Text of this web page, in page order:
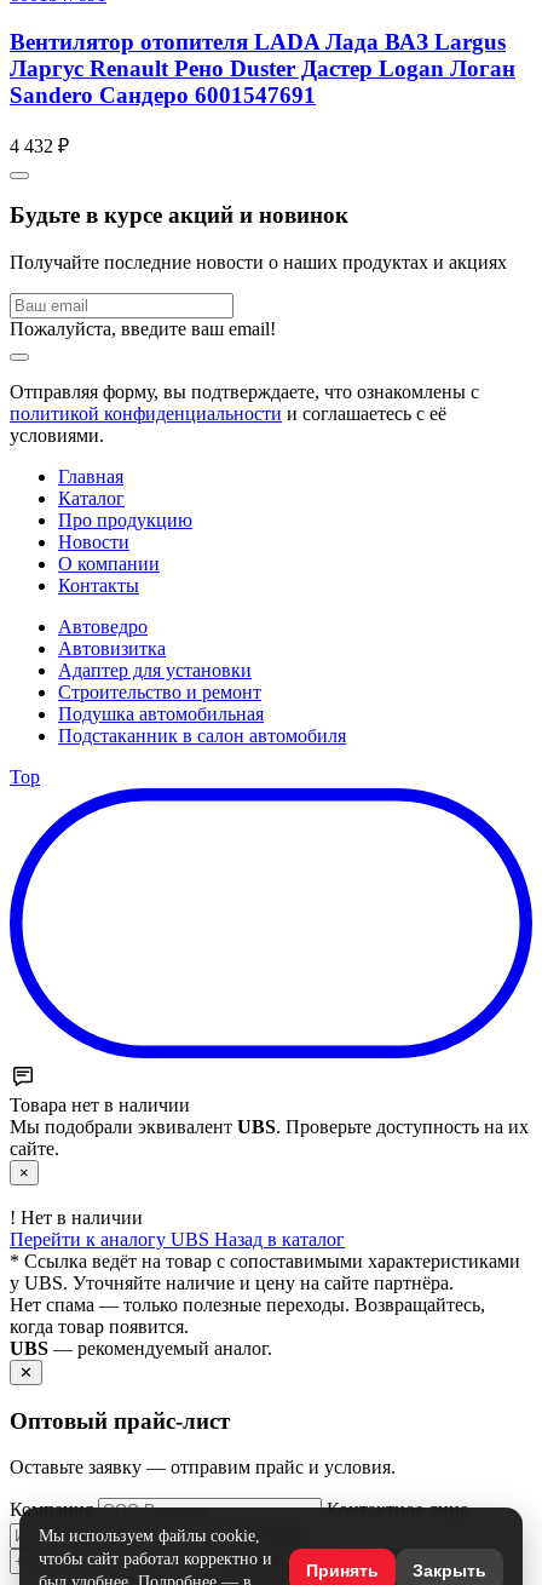
Вентилятор отопителя LADA Лада ВАЗ Largus
Ларгус Renault Рено Duster Дастер Logan Логан
Sandero Сандеро 6001547691
4 432 ₽
Будьте в курсе акций и новинок
Получайте последние новости о наших продуктах и акциях
Пожалуйста, введите ваш email!
Отправляя форму, вы подтверждаете, что ознакомлены с
политикой конфиденциальности и соглашаетесь с её
условиями.
Главная
Каталог
Про продукцию
Новости
О компании
Контакты
Автоведро
Автовизитка
Адаптер для установки
Строительство и ремонт
Подушка автомобильная
Подстаканник в салон автомобиля
Top
Товара нет в наличии
Мы подобрали эквивалент UBS. Проверьте доступность на их
сайте.
×
! Нет в наличии
Перейти к аналогу UBS Назад в каталог
* Ссылка ведёт на товар с сопоставимыми характеристиками
у UBS. Уточняйте наличие и цену на сайте партнёра.
Нет спама — только полезные переходы. Возвращайтесь,
когда товар появится.
UBS — рекомендуемый аналог.
Мы используем файлы cookie,
чтобы сайт работал корректно и
Принять Закрыть
✕
Оптовый прайс‑лист
Оставьте заявку — отправим прайс и условия.
Компания
Контактное лицо
Телефон
Email